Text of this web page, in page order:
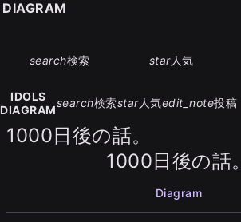
search検索 star人気
IDOLS
DIAGRAM
search検索star人気edit_note投稿
1000日後の話。
1000日後の話。
Diagram